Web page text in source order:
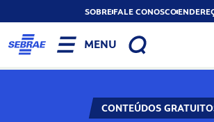
SOBREFALE CONOSCO
MENU
CONTEÚDOS